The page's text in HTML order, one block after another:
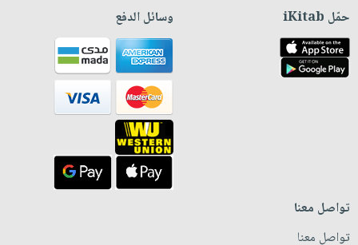
حمّل iKitab وسائل الدفع
تواصل معنا
تواصل معنا